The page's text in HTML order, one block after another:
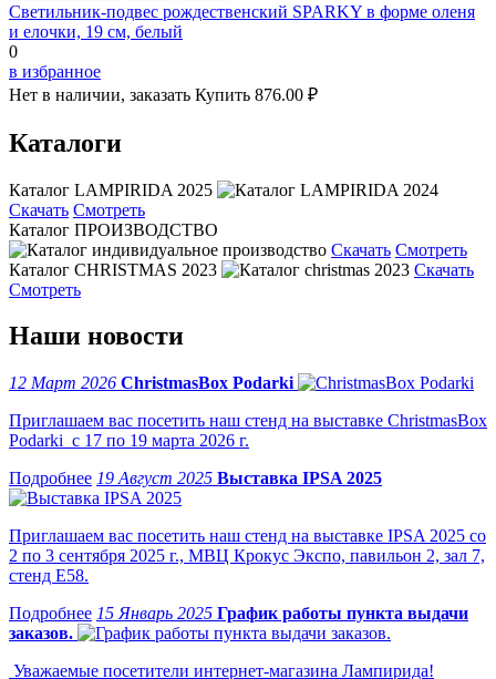
Светильник-подвес рождественский SPARKY в форме оленя
и елочки, 19 см, белый
0
в избранное
Нет в наличии, заказать Купить 876.00 ₽
Каталоги
Каталог LAMPIRIDA 2025
Скачать Смотреть
Каталог ПРОИЗВОДСТВО
Скачать Смотреть
Каталог CHRISTMAS 2023
Скачать
Смотреть
Наши новости
12 Март 2026 ChristmasBox Podarki
Приглашаем вас посетить наш стенд на выставке ChristmasBox
Podarki с 17 по 19 марта 2026 г.
19 Август 2025 Выставка IPSA 2025
Приглашаем вас посетить наш стенд на выставке IPSA 2025 со
2 по 3 сентября 2025 г., МВЦ Крокус Экспо, павильон 2, зал 7,
стенд Е58.
15 Январь 2025 График работы пункта выдачи
заказов.
Уважаемые посетители интернет-магазина Лампирида!